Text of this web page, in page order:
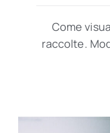
Come
raccolte.